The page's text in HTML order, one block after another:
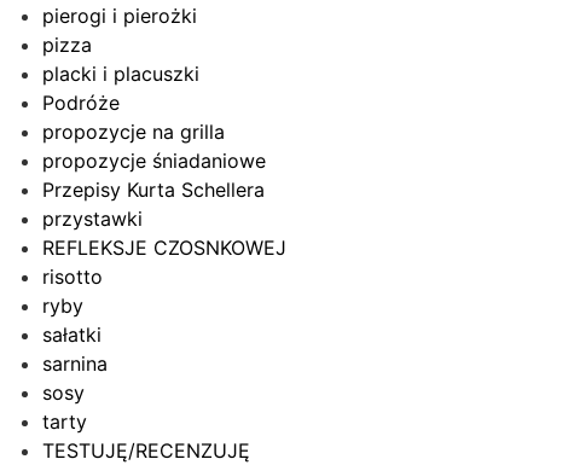
pierogi i pierożki
pizza
placki i placuszki
Podróże
propozycje na grilla
propozycje śniadaniowe
Przepisy Kurta Schellera
przystawki
REFLEKSJE CZOSNKOWEJ
risotto
ryby
sałatki
sarnina
sosy
tarty
TESTUJĘ/RECENZUJĘ